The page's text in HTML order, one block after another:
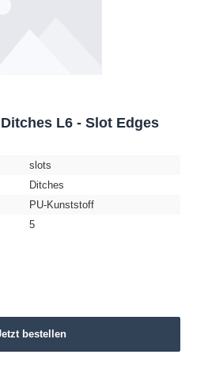
L6 - Slot Edges
slots
Ditches
PU-Kunststoff
5
bestellen